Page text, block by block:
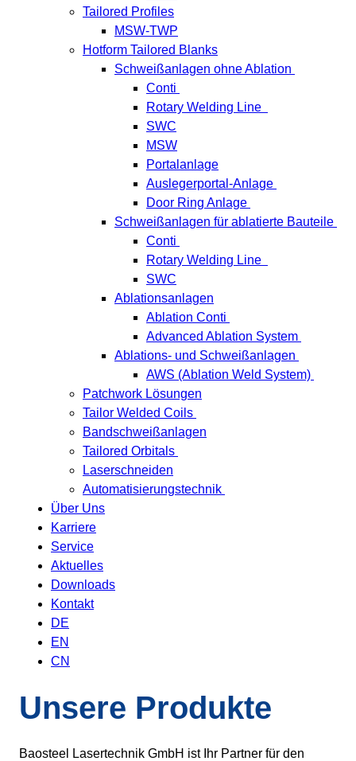
Tailored Profiles
MSW-TWP
Hotform Tailored Blanks
Schweißanlagen ohne Ablation
Conti
Rotary Welding Line
SWC
MSW
Portalanlage
Auslegerportal-Anlage
Door Ring Anlage
Schweißanlagen für ablatierte Bauteile
Conti
Rotary Welding Line
SWC
Ablationsanlagen
Ablation Conti
Advanced Ablation System
Ablations- und Schweißanlagen
AWS (Ablation Weld System)
Patchwork Lösungen
Tailor Welded Coils
Bandschweißanlagen
Tailored Orbitals
Laserschneiden
Automatisierungstechnik
Über Uns
Karriere
Service
Aktuelles
Downloads
Kontakt
DE
EN
CN
Unsere Produkte
Baosteel Lasertechnik GmbH ist Ihr Partner für den